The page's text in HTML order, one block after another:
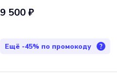
9 500 ₽
Ещё -45% по промокоду ?